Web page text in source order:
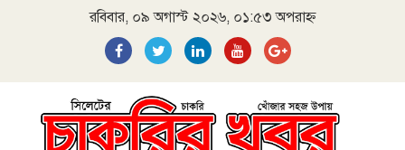
রবিবার, ০৯ অগাস্ট ২০২৬, ০১:৫৩ অপরাহ্ন